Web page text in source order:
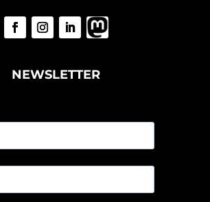
NEWSLETTER